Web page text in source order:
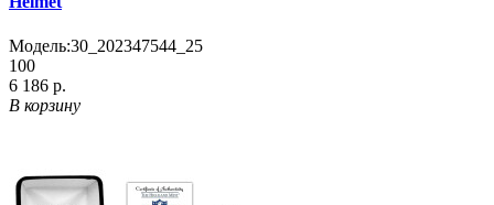
Модель:30_202347544_25
100
6 186 р.
В корзину